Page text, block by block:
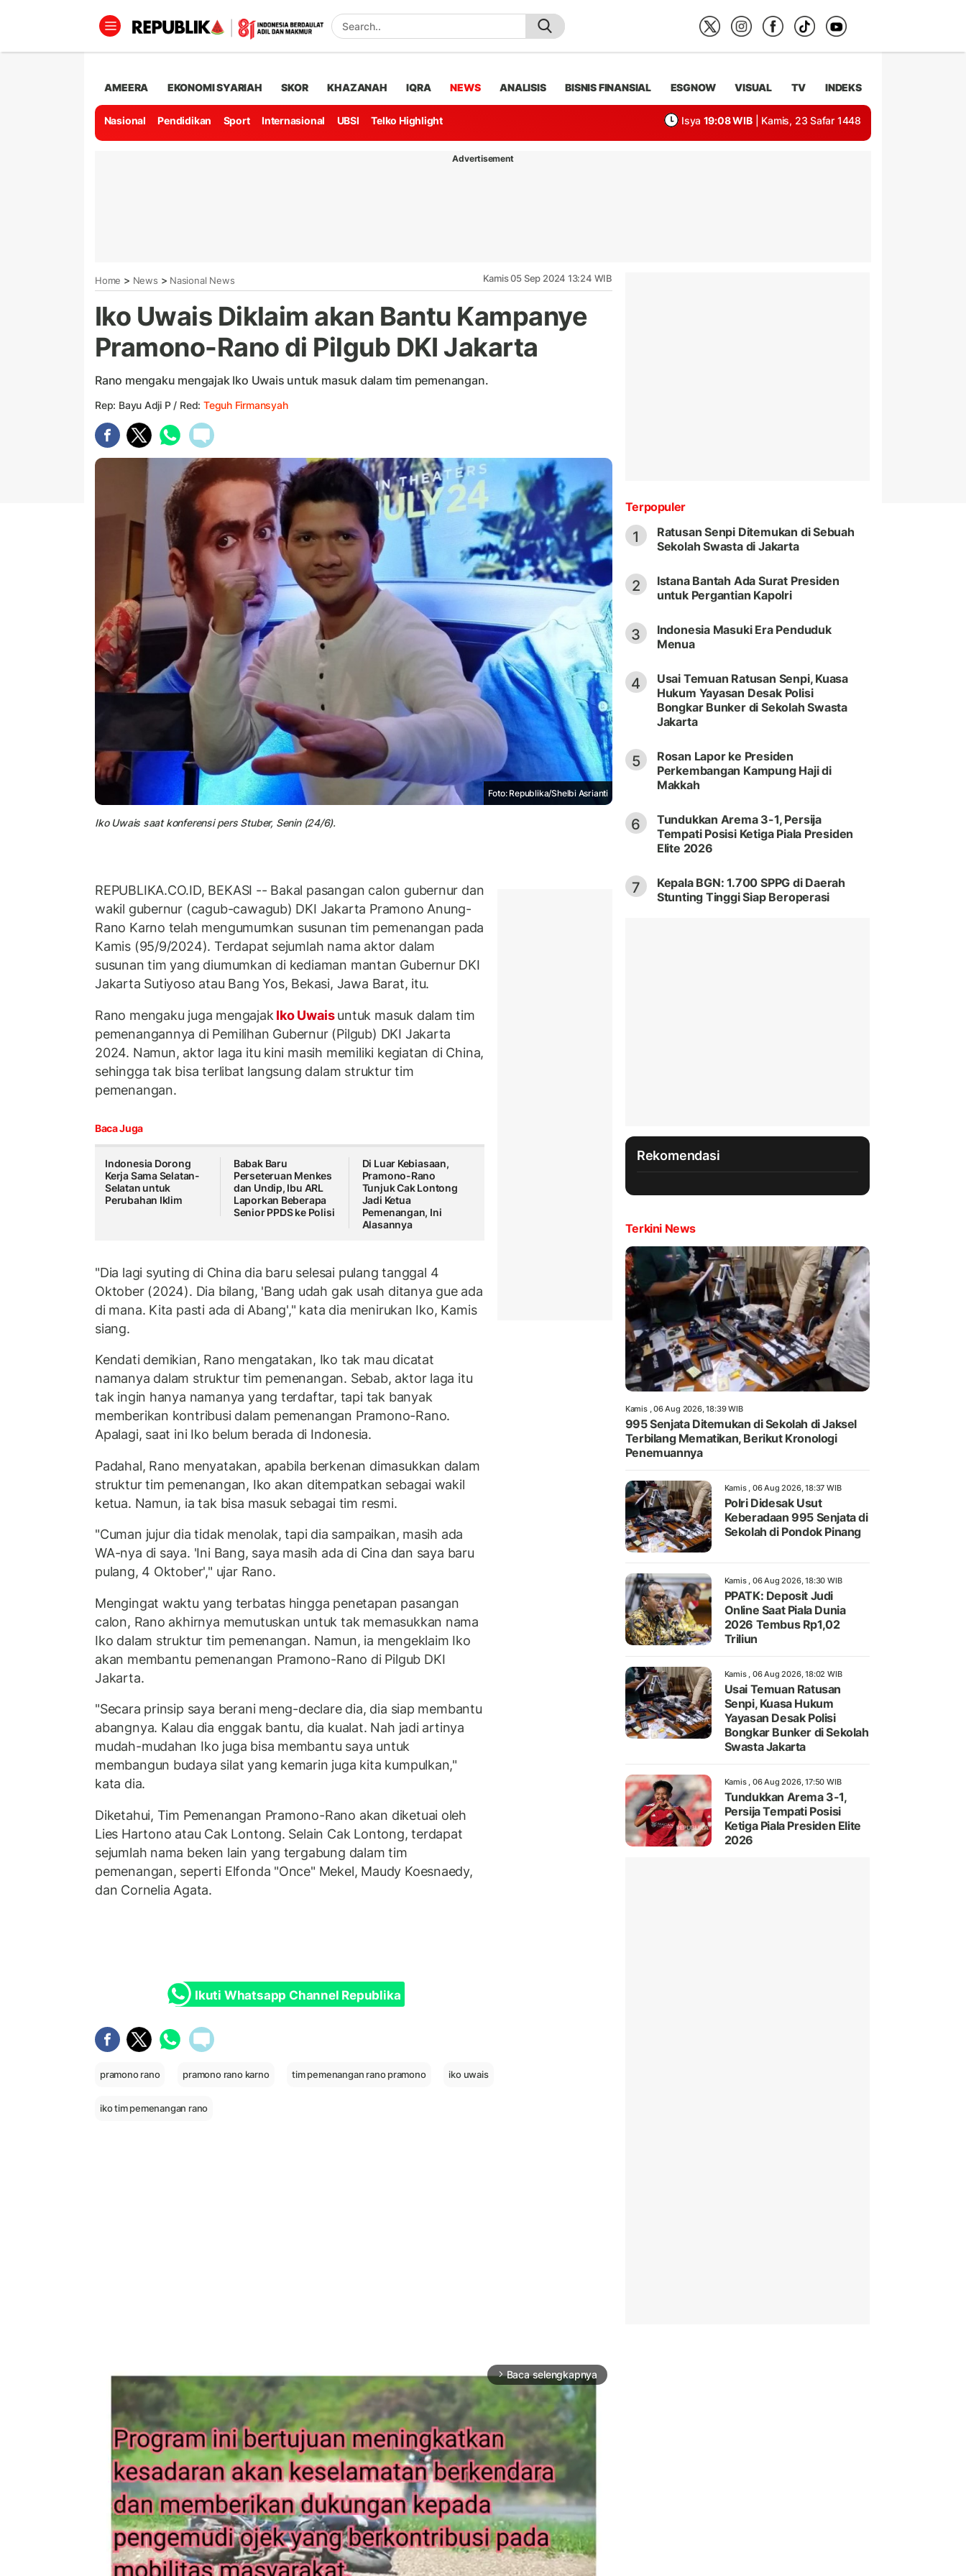
AMEERA EKONOMI SYARIAH SKOR KHAZANAH IQRA NEWS ANALISIS BISNIS FINANSIAL ESGNOW VISUAL TV INDEKS
Nasional Pendidikan Sport Internasional UBSI Telko Highlight Isya 19:08 WIB | Kamis, 23 Safar 1448
Advertisement
Home > News > Nasional News Kamis 05 Sep 2024 13:24 WIB
Iko Uwais Diklaim akan Bantu Kampanye
Pramono-Rano di Pilgub DKI Jakarta
Rano mengaku mengajak Iko Uwais untuk masuk dalam tim pemenangan.
Rep: Bayu Adji P / Red: Teguh Firmansyah
Foto: Republika/Shelbi Asrianti
Iko Uwais saat konferensi pers Stuber, Senin (24/6).
REPUBLIKA.CO.ID, BEKASI -- Bakal pasangan calon gubernur dan
wakil gubernur (cagub-cawagub) DKI Jakarta Pramono Anung-
Rano Karno telah mengumumkan susunan tim pemenangan pada
Kamis (95/9/2024). Terdapat sejumlah nama aktor dalam
susunan tim yang diumumkan di kediaman mantan Gubernur DKI
Jakarta Sutiyoso atau Bang Yos, Bekasi, Jawa Barat, itu.
Rano mengaku juga mengajak Iko Uwaisuntuk masuk dalam tim
pemenangannya di Pemilihan Gubernur (Pilgub) DKI Jakarta
2024. Namun, aktor laga itu kini masih memiliki kegiatan di China,
sehingga tak bisa terlibat langsung dalam struktur tim
pemenangan.
Baca Juga
Indonesia Dorong
Kerja Sama Selatan-
Selatan untuk
Perubahan Iklim
Babak Baru
Perseteruan Menkes
dan Undip, Ibu ARL
Laporkan Beberapa
Senior PPDS ke Polisi
Di Luar Kebiasaan,
Pramono-Rano
Tunjuk Cak Lontong
Jadi Ketua
Pemenangan, Ini
Alasannya
"Dia lagi syuting di China dia baru selesai pulang tanggal 4
Oktober (2024). Dia bilang, 'Bang udah gak usah ditanya gue ada
di mana. Kita pasti ada di Abang'," kata dia menirukan Iko, Kamis
siang.
Kendati demikian, Rano mengatakan, Iko tak mau dicatat
namanya dalam struktur tim pemenangan. Sebab, aktor laga itu
tak ingin hanya namanya yang terdaftar, tapi tak banyak
memberikan kontribusi dalam pemenangan Pramono-Rano.
Apalagi, saat ini Iko belum berada di Indonesia.
Padahal, Rano menyatakan, apabila berkenan dimasukkan dalam
struktur tim pemenangan, Iko akan ditempatkan sebagai wakil
ketua. Namun, ia tak bisa masuk sebagai tim resmi.
"Cuman jujur dia tidak menolak, tapi dia sampaikan, masih ada
WA-nya di saya. 'Ini Bang, saya masih ada di Cina dan saya baru
pulang, 4 Oktober'," ujar Rano.
Mengingat waktu yang terbatas hingga penetapan pasangan
calon, Rano akhirnya memutuskan untuk tak memasukkan nama
Iko dalam struktur tim pemenangan. Namun, ia mengeklaim Iko
akan membantu pemenangan Pramono-Rano di Pilgub DKI
Jakarta.
"Secara prinsip saya berani meng-declare dia, dia siap membantu
abangnya. Kalau dia enggak bantu, dia kualat. Nah jadi artinya
mudah-mudahan Iko juga bisa membantu saya untuk
membangun budaya silat yang kemarin juga kita kumpulkan,"
kata dia.
Diketahui, Tim Pemenangan Pramono-Rano akan diketuai oleh
Lies Hartono atau Cak Lontong. Selain Cak Lontong, terdapat
sejumlah nama beken lain yang tergabung dalam tim
pemenangan, seperti Elfonda "Once" Mekel, Maudy Koesnaedy,
dan Cornelia Agata.
Ikuti Whatsapp Channel Republika
pramono rano pramono rano karno tim pemenangan rano pramono iko uwais
iko tim pemenangan rano
arrow_forward_ios Baca selengkapnya
Terpopuler
1
Ratusan Senpi Ditemukan di Sebuah
Sekolah Swasta di Jakarta
2
Istana Bantah Ada Surat Presiden
untuk Pergantian Kapolri
3
Indonesia Masuki Era Penduduk
Menua
4
Usai Temuan Ratusan Senpi, Kuasa
Hukum Yayasan Desak Polisi
Bongkar Bunker di Sekolah Swasta
Jakarta
5
Rosan Lapor ke Presiden
Perkembangan Kampung Haji di
Makkah
6
Tundukkan Arema 3-1, Persija
Tempati Posisi Ketiga Piala Presiden
Elite 2026
7
Kepala BGN: 1.700 SPPG di Daerah
Stunting Tinggi Siap Beroperasi
Rekomendasi
Terkini News
Kamis , 06 Aug 2026, 18:39 WIB
995 Senjata Ditemukan di Sekolah di Jaksel
Terbilang Mematikan, Berikut Kronologi
Penemuannya
Kamis , 06 Aug 2026, 18:37 WIB
Polri Didesak Usut
Keberadaan 995 Senjata di
Sekolah di Pondok Pinang
Kamis , 06 Aug 2026, 18:30 WIB
PPATK: Deposit Judi
Online Saat Piala Dunia
2026 Tembus Rp1,02
Triliun
Kamis , 06 Aug 2026, 18:02 WIB
Usai Temuan Ratusan
Senpi, Kuasa Hukum
Yayasan Desak Polisi
Bongkar Bunker di Sekolah
Swasta Jakarta
Kamis , 06 Aug 2026, 17:50 WIB
Tundukkan Arema 3-1,
Persija Tempati Posisi
Ketiga Piala Presiden Elite
2026